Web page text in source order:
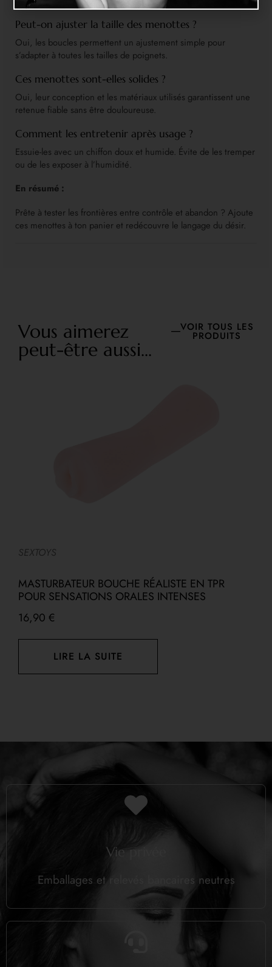
Peut-on ajuster la taille des menottes ?
Oui, les boucles permettent un ajustement simple pour
s’adapter à toutes les tailles de poignets.
Ces menottes sont-elles solides ?
Oui, leur conception et les matériaux utilisés garantissent une
retenue fiable sans être douloureuse.
Comment les entretenir après usage ?
Essuie-les avec un chiffon doux et humide. Évite de les tremper
ou de les exposer à l’humidité.
En résumé :
Prête à tester les frontières entre contrôle et abandon ? Ajoute
ces menottes à ton panier et redécouvre le langage du désir.
Vous aimerez
peut-être aussi...
VOIR TOUS LES
PRODUITS
SEXTOYS
MASTURBATEUR BOUCHE RÉALISTE EN TPR
POUR SENSATIONS ORALES INTENSES
16,90 €
LIRE LA SUITE
Vie privée
Emballages et relevés bancaires neutres